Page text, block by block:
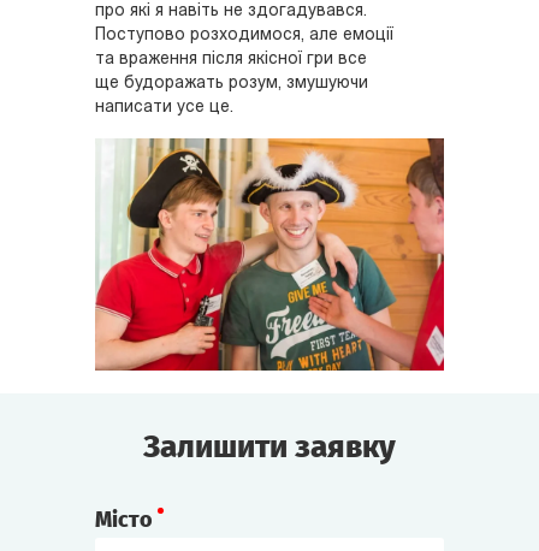
про які я навіть не здогадувався.
Поступово розходимося, але емоції
та враження після якісної гри все
ще будоражать розум, змушуючи
написати усе це.
Залишити заявку
Місто